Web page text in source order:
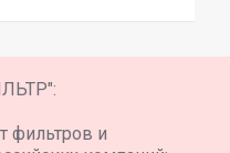
фильтров и